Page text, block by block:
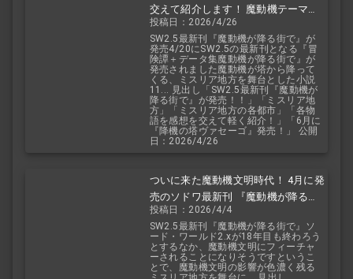
交えて紹介します！ 魔動機テーマの
小説！ おもしろいデータも多数！
投稿日：2026/4/26
SW2.5最新刊『魔動機が降る街で』が
発売4/20にSW2.5の最新刊となる『冒
険譚＋データ集魔動機が降る街で』が
発売されました魔動機が塔から降って
くる、ミスリア地方を舞台とした小説
11... 見出し「SW2.5最新刊『魔動機が
降る街で』が発売！！」「ミスリア地
方」「ミスリア地方の各都市」「各物
語を感想を交えて軽く紹介！」「6月に
『降機の塔ヴァセーゴ』発売！」 公開
日：2026/4/26
ついに来た魔動機文明時代！ 4月に発
売のソドワ最新刊 『魔動機が降る街
で』 紹介・予想・考察！
投稿日：2026/4/4
SW2.5最新刊『魔動機が降る街で』ソ
ード・ワールド2.xが18年目も終わろう
とするなか、魔動機文明にフィーチャ
ーされることになりそうですというこ
とで、魔動機文明の影響が色濃く残る